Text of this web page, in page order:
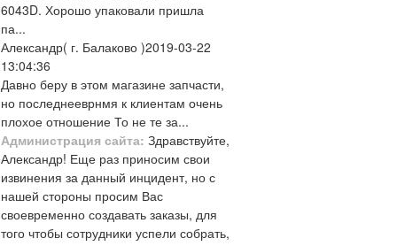
6043D. Хорошо упаковали пришла
па...
Александр( г. Балаково )2019-03-22
13:04:36
Давно беру в этом магазине запчасти,
но последнееврнмя к клиентам очень
плохое отношение То не те за...
Администрация сайта: Здравствуйте,
Александр! Еще раз приносим свои
извинения за данный инцидент, но с
нашей стороны просим Вас
своевременно создавать заказы, для
того чтобы сотрудники успели собрать,